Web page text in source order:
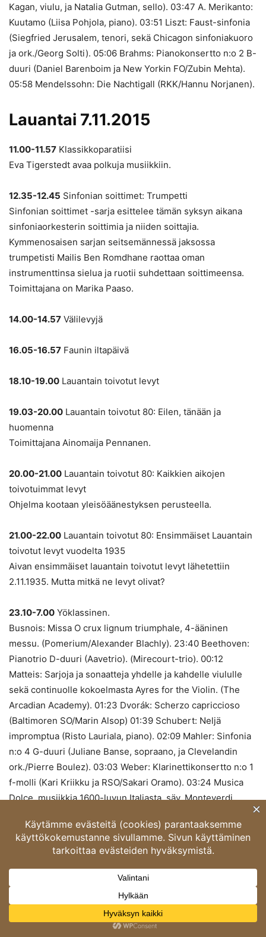
Kagan, viulu, ja Natalia Gutman, sello). 03:47 A. Merikanto:
Kuutamo (Liisa Pohjola, piano). 03:51 Liszt: Faust-sinfonia
(Siegfried Jerusalem, tenori, sekä Chicagon sinfoniakuoro
ja ork./Georg Solti). 05:06 Brahms: Pianokonsertto n:o 2 B-
duuri (Daniel Barenboim ja New Yorkin FO/Zubin Mehta).
05:58 Mendelssohn: Die Nachtigall (RKK/Hannu Norjanen).
Lauantai 7.11.2015
11.00-11.57 Klassikkoparatiisi
Eva Tigerstedt avaa polkuja musiikkiin.
12.35-12.45 Sinfonian soittimet: Trumpetti
Sinfonian soittimet -sarja esittelee tämän syksyn aikana
sinfoniaorkesterin soittimia ja niiden soittajia.
Kymmenosaisen sarjan seitsemännessä jaksossa
trumpetisti Mailis Ben Romdhane raottaa oman
instrumenttinsa sielua ja ruotii suhdettaan soittimeensa.
Toimittajana on Marika Paaso.
14.00-14.57 Välilevyjä
16.05-16.57 Faunin iltapäivä
18.10-19.00 Lauantain toivotut levyt
19.03-20.00 Lauantain toivotut 80: Eilen, tänään ja
huomenna
Toimittajana Ainomaija Pennanen.
20.00-21.00 Lauantain toivotut 80: Kaikkien aikojen
toivotuimmat levyt
Ohjelma kootaan yleisöäänestyksen perusteella.
21.00-22.00 Lauantain toivotut 80: Ensimmäiset Lauantain
toivotut levyt vuodelta 1935
Aivan ensimmäiset lauantain toivotut levyt lähetettiin
2.11.1935. Mutta mitkä ne levyt olivat?
23.10-7.00 Yöklassinen.
Busnois: Missa O crux lignum triumphale, 4-ääninen
messu. (Pomerium/Alexander Blachly). 23:40 Beethoven:
Pianotrio D-duuri (Aavetrio). (Mirecourt-trio). 00:12
Matteis: Sarjoja ja sonaatteja yhdelle ja kahdelle viululle
sekä continuolle kokoelmasta Ayres for the Violin. (The
Arcadian Academy). 01:23 Dvorák: Scherzo capriccioso
(Baltimoren SO/Marin Alsop) 01:39 Schubert: Neljä
impromptua (Risto Lauriala, piano). 02:09 Mahler: Sinfonia
n:o 4 G-duuri (Juliane Banse, sopraano, ja Clevelandin
ork./Pierre Boulez). 03:03 Weber: Klarinettikonsertto n:o 1
f-molli (Kari Kriikku ja RSO/Sakari Oramo). 03:24 Musica
Dolce, musiikkia 1600-luvun Italiasta, säv. Monteverdi,
(Julianne Baird, sopraano, ja Colin Tilney, cembalo). 04:35
Britten: Sinfonia da requiem. (Sydneyn SO/Mark
Wigglesworth). 04:53 Händel: Radamistuksen aaria Ombra
cara di mia sposa oopp. Radamistus. (Lorraine Hunt
Lieberson, mezzosopraano, ja Philharmonia-
barokkiork./Nicholas McGegan). 05:03 Glazunov: Sinfonia
n:o 6 c-molli. (Neuvostoliiton kulttuuriministeriön